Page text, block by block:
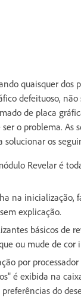
quaisquer dos
defeituoso,
de placa
o problema. As
solucionar os
Revelar é
na inicialização,
explicação.
básicos de
ou mude de cor
por
é exibida na
do